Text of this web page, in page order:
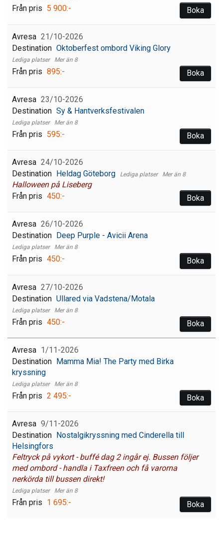
5 900:- Boka
21/10-2026
Oktoberfest ombord Viking Glory
Mer än 8
895:- Boka
23/10-2026
Sy & Hantverksfestivalen
Mer än 8
595:- Boka
24/10-2026
Heldag Göteborg
Halloween på Liseberg
Mer än 8
450:- Boka
26/10-2026
Deep Purple - Avicii Arena
Mer än 8
450:- Boka
27/10-2026
Ullared via Vadstena/Motala
Mer än 8
450:- Boka
1/11-2026
Mamma Mia! The Party med Birka
kryssning
Mer än 8
2 495:- Boka
9/11-2026
Nostalgikryssning med Cinderella till
Helsingfors
Feltryck på vykort - buffé dag 2 ingår ej. Bussen följer
med ombord - handla i Taxfreen och få varorna
nerkörda till bussen direkt!
Mer än 8
1 695:- Boka